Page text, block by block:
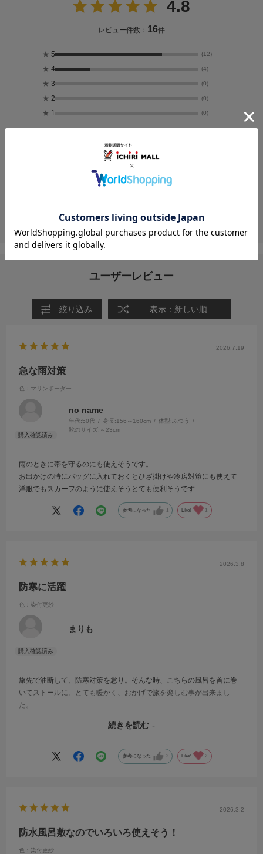
4.8
レビュー件数： 16件
★ 5 (12)
★ 4 (4)
★ 3 (0)
★ 2 (0)
★ 1 (0)
レビュー画像一覧
ユーザーレビュー
絞り込み 表示：新しい順
2026.7.19
急な雨対策
色：マリンボーダー
no name
年代:50代 身長:156～160cm 体型:ふつう
靴のサイズ: ～23cm
雨のときに帯を守るのにも使えそうです。
お出かけの時にバッグに入れておくとひざ掛けや冷房対策にも使えて
洋服でもスカーフのように使えそうとても便利そうです
参考になった 1 Like! 1
2026.3.8
防寒に活躍
色：染付更紗
まりも
旅先で油断して、防寒対策を怠り。そんな時、こちらの風呂を首に巻
いてストールに。とても暖かく、おかげで旅を楽しむ事が出来まし
た。
良いものを購入出来ました。続きを読む
参考になった 2 Like! 2
2026.3.2
防水風呂敷なのでいろいろ使えそう！
色：染付更紗